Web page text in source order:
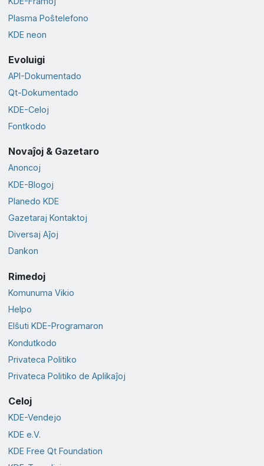
Plasma Poŝtelefono
KDE neon
Evoluigi
API-Dokumentado
Qt-Dokumentado
KDE-Celoj
Fontkodo
Novaĵoj & Gazetaro
Anoncoj
KDE-Blogoj
Planedo KDE
Gazetaraj Kontaktoj
Diversaj Aĵoj
Dankon
Rimedoj
Komunuma Vikio
Helpo
Elŝuti KDE-Programaron
Kondutkodo
Privateca Politiko
Privateca Politiko de Aplikaĵoj
Celoj
KDE-Vendejo
KDE e.V.
KDE Free Qt Foundation